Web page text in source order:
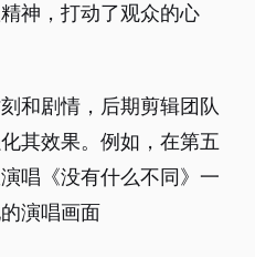
神，打动了观众的心
和剧情，后期剪辑团队
其效果。例如，在第五
唱《没有什么不同》一
演唱画面